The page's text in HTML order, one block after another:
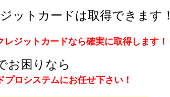
ットカードは取得できます！
トカードなら確実に取得します！
お困りなら
プロシステムにお任せ下さい！